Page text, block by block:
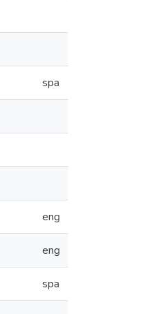
spa
eng
eng
spa